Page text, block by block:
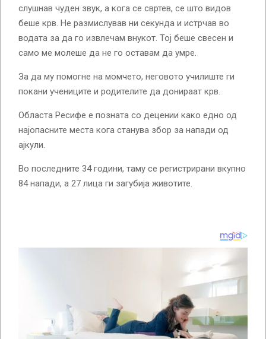
слушнав чуден звук, а кога се свртев, се што видов
беше крв. Не размислував ни секунда и истрчав во
водата за да го извлечам внукот. Тој беше свесен и
само ме молеше да не го оставам да умре.
За да му помогне на момчето, неговото училиште ги
покани учениците и родителите да донираат крв.
Областа Ресифе е позната со децении како едно од
најопасните места кога станува збор за напади од
ајкули.
Во последните 34 години, таму се регистрирани вкупно
84 напади, а 27 лица ги загубија животите.